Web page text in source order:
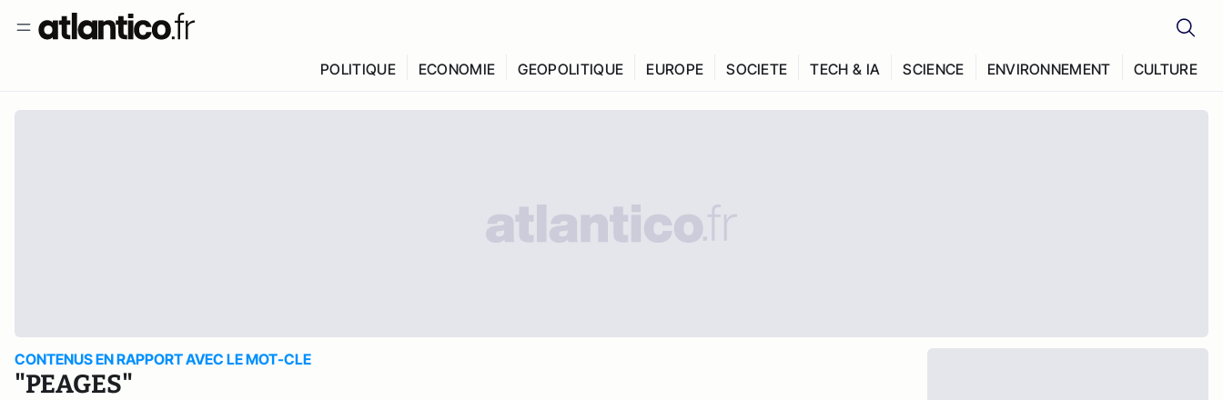
POLITIQUE ECONOMIE GEOPOLITIQUE EUROPE SOCIETE TECH & IA SCIENCE ENVIRONNEMENT CULTURE
CONTENUS EN RAPPORT AVEC LE MOT-CLE
"PEAGES"